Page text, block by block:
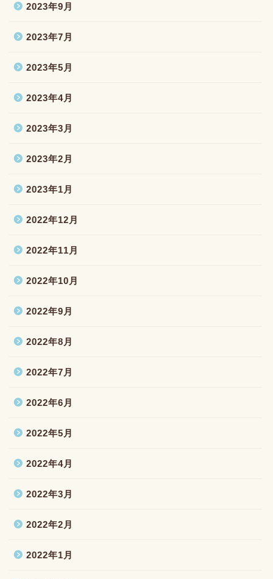
2023年9月
2023年7月
2023年5月
2023年4月
2023年3月
2023年2月
2023年1月
2022年12月
2022年11月
2022年10月
2022年9月
2022年8月
2022年7月
2022年6月
2022年5月
2022年4月
2022年3月
2022年2月
2022年1月